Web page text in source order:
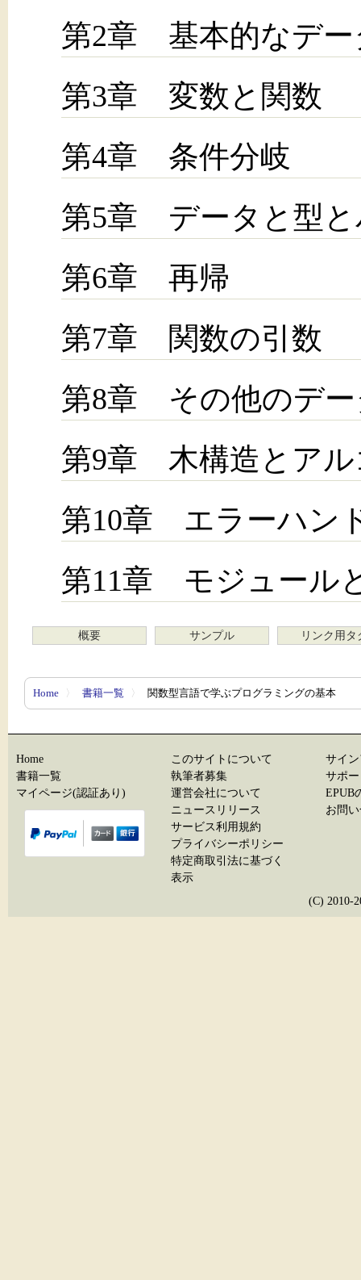
第2章 基本的なデー
第3章 変数と関数
第4章 条件分岐
第5章 データと型と
第6章 再帰
第7章 関数の引数
第8章 その他のデー
第9章 木構造とアル
第10章 エラーハン
第11章 モジュール
概要 サンプル リンク用タ
Home 〉 書籍一覧 〉 関数型言語で学ぶプログラミングの基本
Home
書籍一覧
マイページ(認証あり)
このサイトについて
執筆者募集
運営会社について
ニュースリリース
サービス利用規約
プライバシーポリシー
特定商取引法に基づく
表示
サイ
サポ
EPUB
お問
(C) 2010-